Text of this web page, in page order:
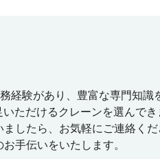
経験があり、豊富な専門知識
ただけるクレーンを選んでき
したら、お気軽にご連絡くだ
手伝いをいたします。